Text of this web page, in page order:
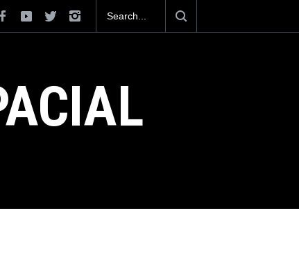
posiciona como el cuarto exportador aeroespacial
al superar los 13,600 millones de dólares en
en el 2025.